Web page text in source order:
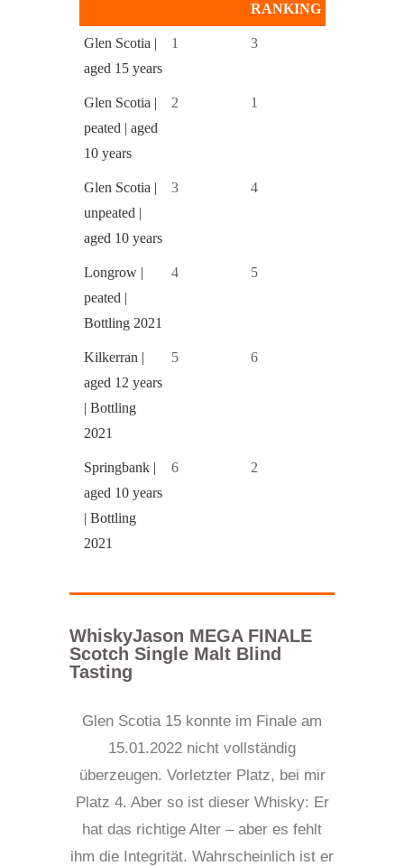
RANKING
Glen Scotia |
aged 15 years
1 3
Glen Scotia |
peated | aged
10 years
2 1
Glen Scotia |
unpeated |
aged 10 years
3 4
Longrow |
peated |
Bottling 2021
4 5
Kilkerran |
aged 12 years
| Bottling
2021
5 6
Springbank |
aged 10 years
| Bottling
2021
6 2
WhiskyJason MEGA FINALE
Scotch Single Malt Blind
Tasting
Glen Scotia 15 konnte im Finale am
15.01.2022 nicht vollständig
überzeugen. Vorletzter Platz, bei mir
Platz 4. Aber so ist dieser Whisky: Er
hat das richtige Alter – aber es fehlt
ihm die Integrität. Wahrscheinlich ist er